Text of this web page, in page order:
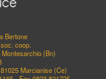
Bertone
coop.
(Bn)
Marcianise (Ce)